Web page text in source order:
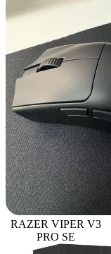
RAZER VIPER V3
PRO SE